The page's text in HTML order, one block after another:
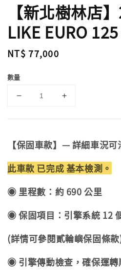
【新北樹林店
LIKE EURO
Regular
NT$ 77,000
數量
【保固車款】— 詳細車況
此車款 已完成 基本檢測。
◉ 里程數：約 690 公里
◉ 保固項目：引擎系統 12
(詳情可參閱貳輪嶼保固條
◉ 引擎傳動檢查，確保運轉